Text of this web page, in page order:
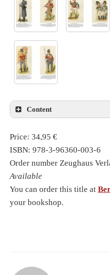
Content
Price: 34,95 €
ISBN: 978-3-96360-003-6
Order number Zeughaus
Available
You can order this title at
your bookshop.